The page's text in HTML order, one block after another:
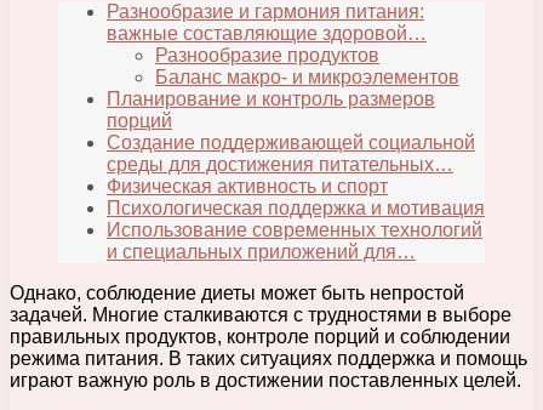
Разнообразие и гармония питания:
важные составляющие здоровой…
Разнообразие продуктов
Баланс макро- и микроэлементов
Планирование и контроль размеров
порций
Создание поддерживающей социальной
среды для достижения питательных…
Физическая активность и спорт
Психологическая поддержка и мотивация
Использование современных технологий
и специальных приложений для…
Однако, соблюдение диеты может быть непростой
задачей. Многие сталкиваются с трудностями в выборе
правильных продуктов, контроле порций и соблюдении
режима питания. В таких ситуациях поддержка и помощь
играют важную роль в достижении поставленных целей.